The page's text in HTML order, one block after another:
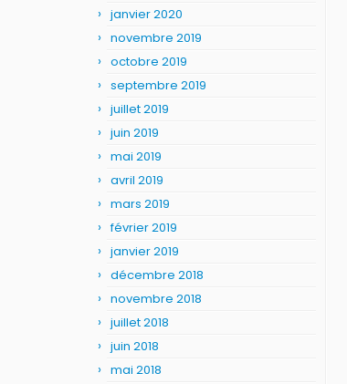
janvier 2020
novembre 2019
octobre 2019
septembre 2019
juillet 2019
juin 2019
mai 2019
avril 2019
mars 2019
février 2019
janvier 2019
décembre 2018
novembre 2018
juillet 2018
juin 2018
mai 2018